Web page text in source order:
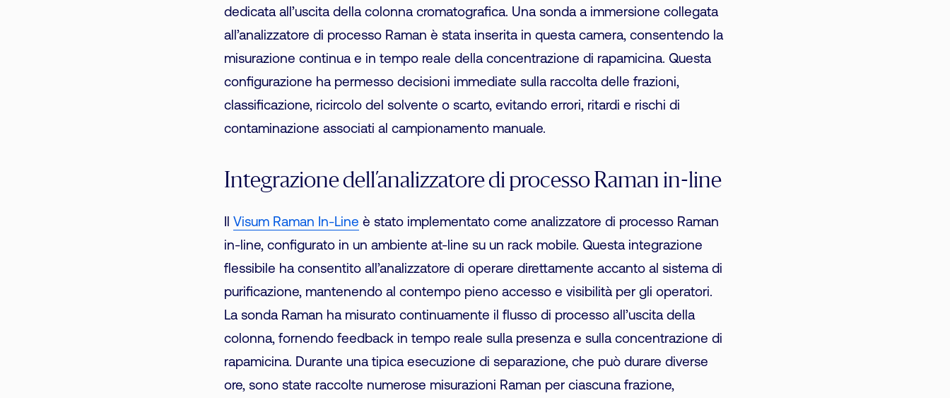
dedicata all’uscita della colonna cromatografica. Una sonda a immersione collegata
all’analizzatore di processo Raman è stata inserita in questa camera, consentendo la
misurazione continua e in tempo reale della concentrazione di rapamicina. Questa
configurazione ha permesso decisioni immediate sulla raccolta delle frazioni,
classificazione, ricircolo del solvente o scarto, evitando errori, ritardi e rischi di
contaminazione associati al campionamento manuale.
Integrazione dell’analizzatore di processo Raman in-line
Il Visum Raman In-Line è stato implementato come analizzatore di processo Raman
in-line, configurato in un ambiente at-line su un rack mobile. Questa integrazione
flessibile ha consentito all’analizzatore di operare direttamente accanto al sistema di
purificazione, mantenendo al contempo pieno accesso e visibilità per gli operatori.
La sonda Raman ha misurato continuamente il flusso di processo all’uscita della
colonna, fornendo feedback in tempo reale sulla presenza e sulla concentrazione di
rapamicina. Durante una tipica esecuzione di separazione, che può durare diverse
ore, sono state raccolte numerose misurazioni Raman per ciascuna frazione,